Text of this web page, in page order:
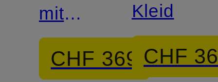
mit
Rüschen
CHF 369
Kleid
CHF